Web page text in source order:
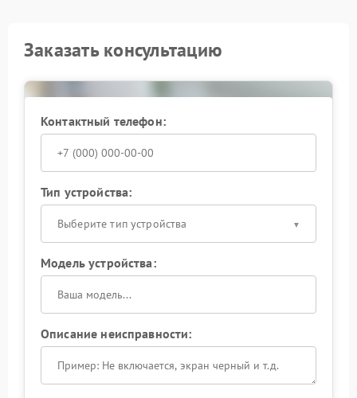
Заказать консультацию
Контактный телефон:
Тип устройства:
Выберите тип устройства
Модель устройства:
Описание неисправности: